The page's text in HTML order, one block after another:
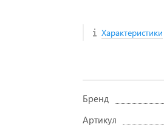
Характеристики
Бренд
Артикул